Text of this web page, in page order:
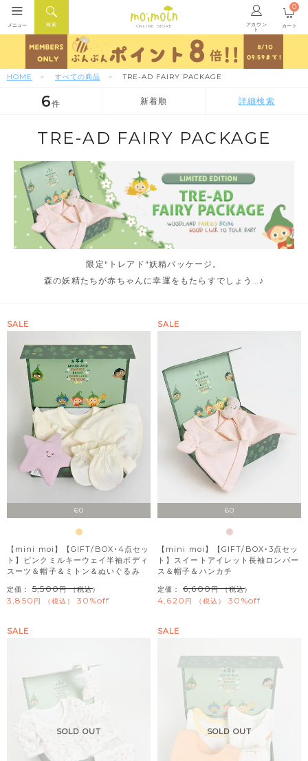
ONLINE STORE アカウン
ト
検索
メニュー カート
0
HOME すべての商品 TRE-AD FAIRY PACKAGE
新着順
6件 詳細検索
TRE-AD FAIRY PACKAGE
限定"トレアド"妖精パッケージ。
森の妖精たちが赤ちゃんに幸運をもたらすでしょう…♪
60
SALE
【mini moi】【GIFT/BOX･4点セッ
ト】ピンクミルキーウェイ半袖ボディ
スーツ＆帽子＆ミトン＆ぬいぐるみ
定価： 5,500 （税込）
3,850 税込 30%off
60
SALE
【mini moi】【GIFT/BOX･3点セッ
ト】スイートアイレット長袖ロンパー
ス＆帽子＆ハンカチ
定価： 6,600 （税込）
4,620 税込 30%off
SOLD OUT
SALE
SOLD OUT
SALE